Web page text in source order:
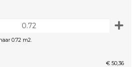
0.72 m2.
€ 50,36